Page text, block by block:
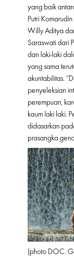
yang baik
Putri
Willy Aditya
Saraswati dari
dan laki-laki
yang sama
akuntabilitas.
penyeleksian
perempuan,
kaum laki laki.
didasarkan
prasangka
(photo DOC.